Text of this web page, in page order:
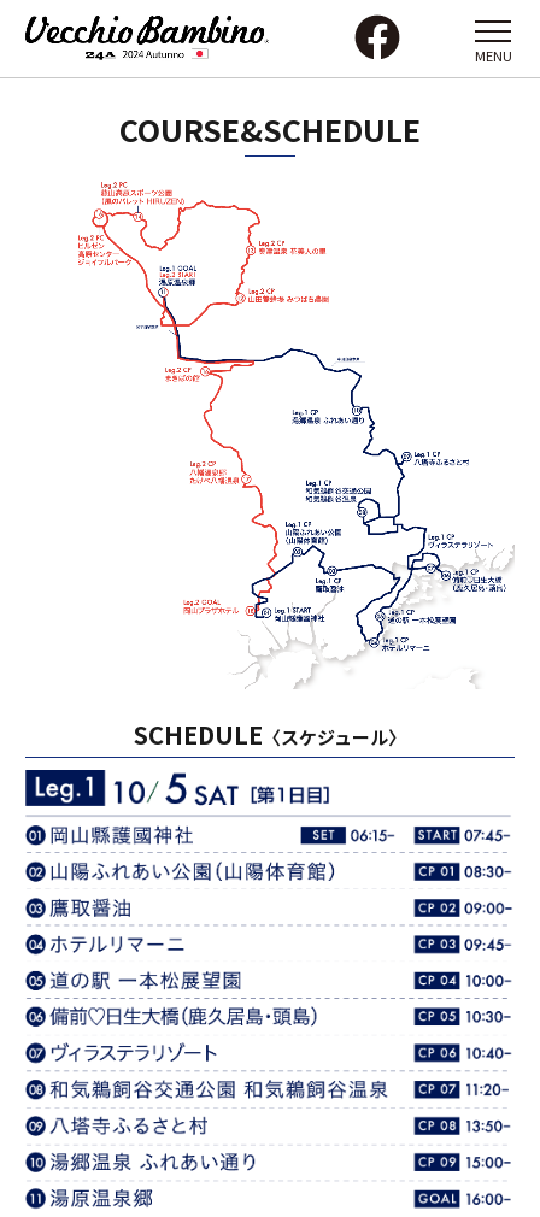
MENU
COURSE&SCHEDULE
SCHEDULE 〈スケジュール〉